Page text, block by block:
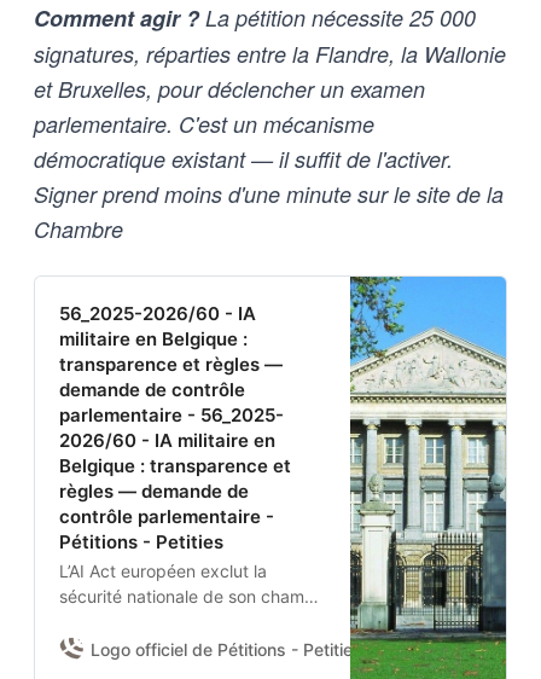
Comment agir ?La pétition nécessite 25 000
signatures, réparties entre la Flandre, la Wallonie
et Bruxelles, pour déclencher un examen
parlementaire. C'est un mécanisme
démocratique existant — il suffit de l'activer.
Signer prend moins d'une minute sur le site de la
Chambre
56_2025-2026/60 - IA
militaire en Belgique :
transparence et règles —
demande de contrôle
parlementaire - 56_2025-
2026/60 - IA militaire en
Belgique : transparence et
règles — demande de
contrôle parlementaire -
Pétitions - Petities
L’AI Act européen exclut la
sécurité nationale de son champ.
donc l’usage de l’IA par la
Logo officiel de Pétitions - Petities Damien Van